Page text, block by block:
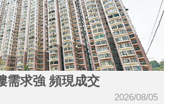
需求強 頻現成交
2026/08/05